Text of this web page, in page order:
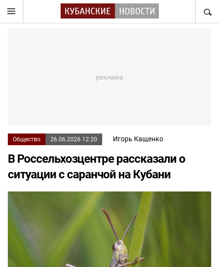
Общество 26.06.2026 12:20 Игорь Кащенко
В Россельхозцентре рассказали о
ситуации с саранчой на Кубани